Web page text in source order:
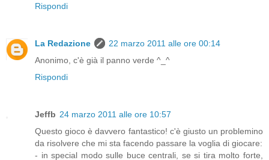
Rispondi
La Redazione
22 marzo 2011 alle ore 00:14
Anonimo, c'è già il panno verde ^_^
Rispondi
Jeffb 24 marzo 2011 alle ore 10:57
Questo gioco è davvero fantastico! c'è giusto un problemino
da risolvere che mi sta facendo passare la voglia di giocare:
- in special modo sulle buce centrali, se si tira molto forte,